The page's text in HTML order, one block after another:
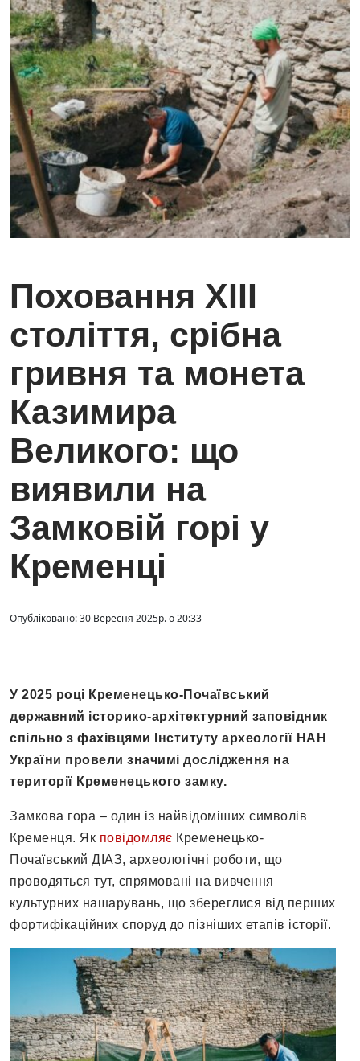
Поховання ХІІІ
століття, срібна
гривня та монета
Казимира
Великого: що
виявили на
Замковій горі у
Кременці
Опубліковано: 30 Вересня 2025р. о 20:33
У 2025 році Кременецько-Почаївський
державний історико-архітектурний заповідник
спільно з фахівцями Інституту археології НАН
України провели значимі дослідження на
території Кременецького замку.
Замкова гора – один із найвідоміших символів
Кременця. Як повідомляє Кременецько-
Почаївський ДІАЗ, археологічні роботи, що
проводяться тут, спрямовані на вивчення
культурних нашарувань, що збереглися від перших
фортифікаційних споруд до пізніших етапів історії.